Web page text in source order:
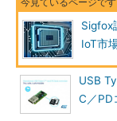
Sigfox
IoT市
USB
C／PD